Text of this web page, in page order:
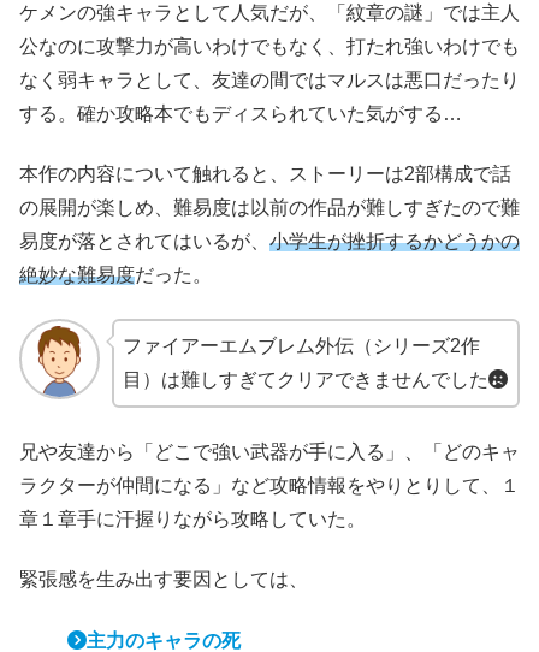
ケメンの強キャラとして人気だが、「紋章の謎」では主人
公なのに攻撃力が高いわけでもなく、打たれ強いわけでも
なく弱キャラとして、友達の間ではマルスは悪口だったり
する。確か攻略本でもディスられていた気がする…
本作の内容について触れると、ストーリーは2部構成で話
の展開が楽しめ、難易度は以前の作品が難しすぎたので難
易度が落とされてはいるが、 小学生が挫折するかどうかの
絶妙な難易度だった。
ファイアーエムブレム外伝（シリーズ2作
目）は難しすぎてクリアできませんでした
兄や友達から「どこで強い武器が手に入る」、「どのキャ
ラクターが仲間になる」など攻略情報をやりとりして、１
章１章手に汗握りながら攻略していた。
緊張感を生み出す要因としては、
主力のキャラの死